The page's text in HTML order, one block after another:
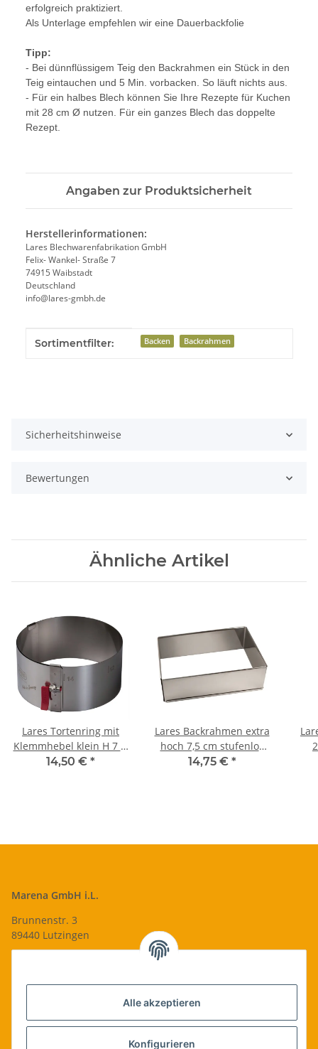
Alle akzeptieren
Konfigurieren
erfolgreich praktiziert.
Als Unterlage empfehlen wir eine Dauerbackfolie
Tipp:
- Bei dünnflüssigem Teig den Backrahmen ein Stück in den
Teig eintauchen und 5 Min. vorbacken. So läuft nichts aus.
- Für ein halbes Blech können Sie Ihre Rezepte für Kuchen
mit 28 cm Ø nutzen. Für ein ganzes Blech das doppelte
Rezept.
Angaben zur Produktsicherheit
Herstellerinformationen:
Lares Blechwarenfabrikation GmbH
Felix- Wankel- Straße 7
74915 Waibstadt
Deutschland
info@lares-gmbh.de
Produkteigenschaft
Wert
Sortimentfilter: Backen Backrahmen
Sicherheitshinweise
Bewertungen
Ähnliche Artikel
Lares Tortenring mit
Klemmhebel klein H 7 Ø
10 - 18 cm mit Skala -
14,50 € *
Lares Backrahmen extra
hoch 7,5 cm stufenlos
verstellbar - Backrand
14,75 € *
Marena GmbH i.L.
Brunnenstr. 3
89440 Lutzingen